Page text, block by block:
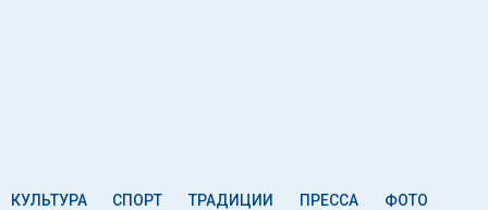
КУЛЬТУРА СПОРТ ТРАДИЦИИ ПРЕССА ФОТО